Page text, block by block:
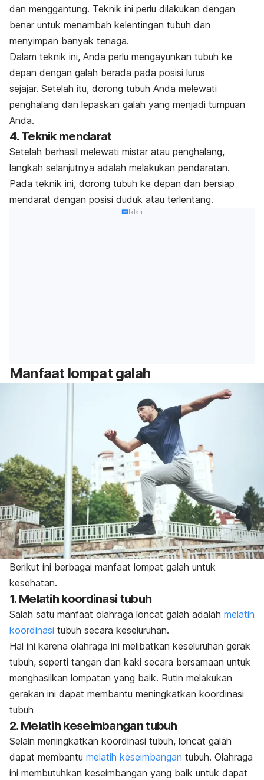
dan menggantung. Teknik ini perlu dilakukan dengan
benar untuk menambah kelentingan tubuh dan
menyimpan banyak tenaga.
Dalam teknik ini, Anda perlu mengayunkan tubuh ke
depan dengan galah berada pada posisi lurus
sejajar. Setelah itu, dorong tubuh Anda melewati
penghalang dan lepaskan galah yang menjadi tumpuan
Anda.
4. Teknik mendarat
Setelah berhasil melewati mistar atau penghalang,
langkah selanjutnya adalah melakukan pendaratan.
Pada teknik ini, dorong tubuh ke depan dan bersiap
mendarat dengan posisi duduk atau terlentang.
Iklan
Manfaat lompat galah
Berikut ini berbagai manfaat lompat galah untuk
kesehatan.
1. Melatih koordinasi tubuh
Salah satu manfaat olahraga loncat galah adalah melatih
koordinasi tubuh secara keseluruhan.
Hal ini karena olahraga ini melibatkan keseluruhan gerak
tubuh, seperti tangan dan kaki secara bersamaan untuk
menghasilkan lompatan yang baik. Rutin melakukan
gerakan ini dapat membantu meningkatkan koordinasi
tubuh
2. Melatih keseimbangan tubuh
Selain meningkatkan koordinasi tubuh, loncat galah
dapat membantu melatih keseimbangan tubuh. Olahraga
ini membutuhkan keseimbangan yang baik untuk dapat